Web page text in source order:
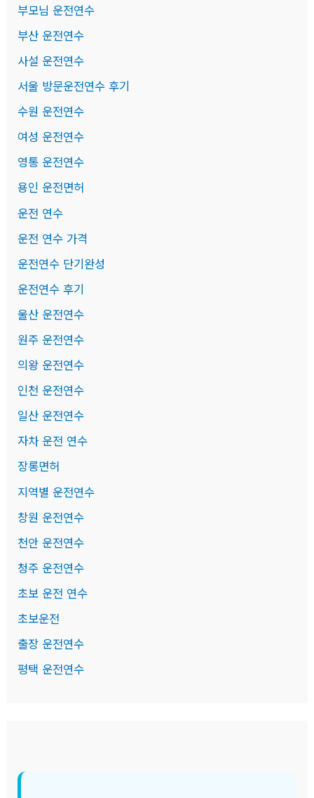
부모님 운전연수
부산 운전연수
사설 운전연수
서울 방문운전연수 후기
수원 운전연수
여성 운전연수
영통 운전연수
용인 운전면허
운전 연수
운전 연수 가격
운전연수 단기완성
운전연수 후기
울산 운전연수
원주 운전연수
의왕 운전연수
인천 운전연수
일산 운전연수
자차 운전 연수
장롱면허
지역별 운전연수
창원 운전연수
천안 운전연수
청주 운전연수
초보 운전 연수
초보운전
출장 운전연수
평택 운전연수